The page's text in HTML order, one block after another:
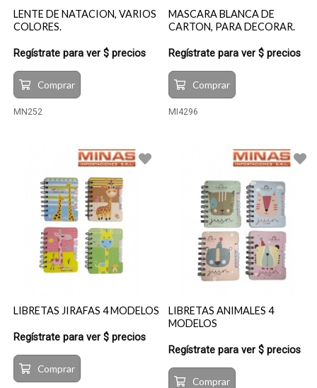
LENTE DE NATACION, VARIOS
COLORES.
Regístrate para ver $ precios
Comprar
MN252
MASCARA BLANCA DE
CARTON, PARA DECORAR.
Regístrate para ver $ precios
Comprar
MI4296
LIBRETAS JIRAFAS 4 MODELOS
Regístrate para ver $ precios
Comprar
LIBRETAS ANIMALES 4
MODELOS
Regístrate para ver $ precios
Comprar